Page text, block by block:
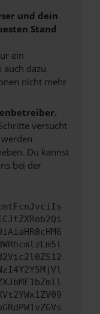
und dein
Stand
ein
auch dazu
nicht mehr
versucht
Du kannst
bei der